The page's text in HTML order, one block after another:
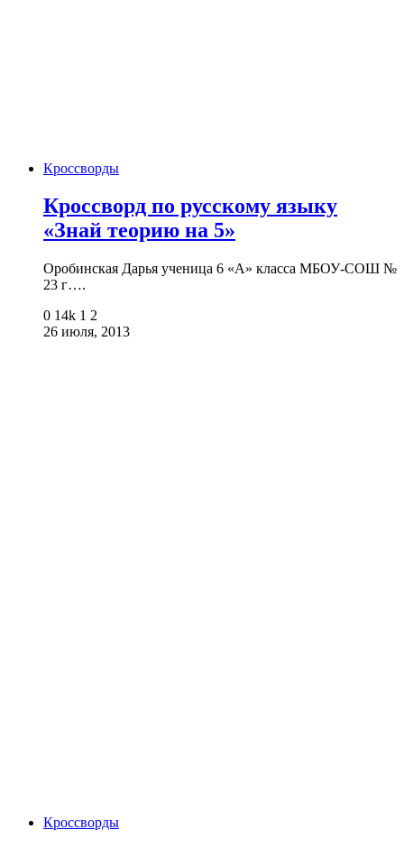
Кроссворды
Кроссворд по русскому языку
«Знай теорию на 5»
Оробинская Дарья ученица 6 «А» класса МБОУ-СОШ №
23 г….
0 14k 1 2
26 июля, 2013
Кроссворды